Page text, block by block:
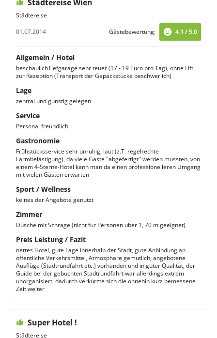
Städtereise Wien
Städtereise
01.07.2014
Gästebewertung: 4.1 / 5.0
Allgemein / Hotel
beschaulichTiefgarage sehr teuer (17 - 19 Euro pro Tag), ohne Lift
zur Rezeption (Transport der Gepäckstücke beschwerlich)
Lage
zentral und günstig gelegen
Service
Personal freundlich
Gastronomie
Frühstücksservice sehr unruhig, laut (z.T. regelrechte
Lärmbelästigung), da viele Gäste "abgefertigt" werden mussten, von
einem 4-Sterne-Hotel kann man da einen professionelleren Umgang
mit vielen Gästen erwarten
Sport / Wellness
keines der Angebote genutzt
Zimmer
Dusche mit Schräge (nicht für Personen über 1, 70 m geeignet)
Preis Leistung / Fazit
nettes Hotel, gute Lage innerhalb der Stadt, gute Anbindung an
öffentliche Verkehrsmittel, Atmosphäre gemütlich, angebotene
Ausflüge (Stadtrundfahrt etc.) vorhanden und in guter Qualität, der
Guide bei der gebuchten Stadtrundfahrt war allerdings extrem
unorganisiert, dadurch verkürzte sich die ohnehin kurz bemessene
Zeit weiter
Super Hotel !
Städtereise